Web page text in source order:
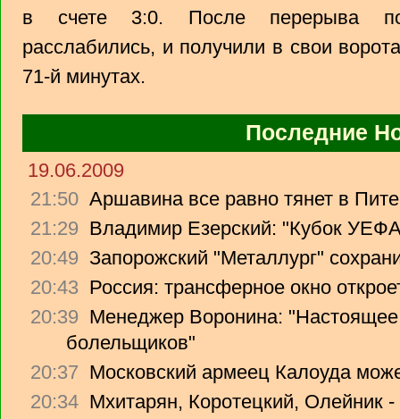
в счете 3:0. После перерыва
расслабились, и получили в свои
71-й минутах.
Последние
19.06.2009
21:50 Аршавина все равно тянет в
21:29 Владимир Езерский: "Кубок
20:49 Запорожский "Металлург"
20:43 Россия: трансферное окно
20:39 Менеджер Воронина: "Настоящее
болельщиков"
20:37 Московский армеец Калоуда
20:34 Мхитарян, Коротецкий, Олейник -